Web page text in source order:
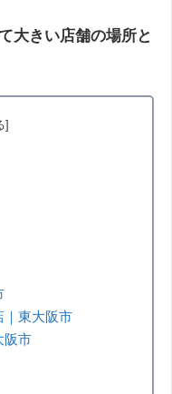
大きい店舗の場所と
｜東大阪市
阪市